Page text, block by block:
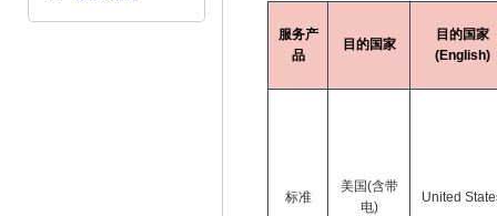
服务产
品
目的国家
目的国家
(English)
标准
美国(含带
电)
United